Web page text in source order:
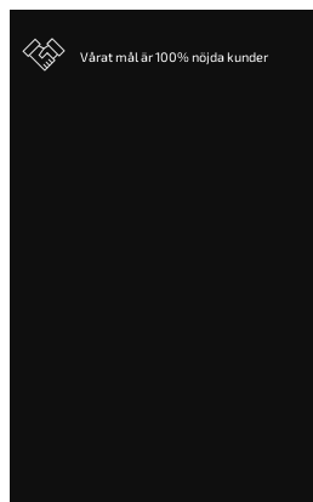
Vårat mål är 100% nöjda kunder